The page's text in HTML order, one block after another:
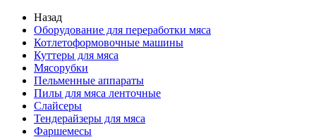
Назад
Оборудование для переработки мяса
Котлетоформовочные машины
Куттеры для мяса
Мясорубки
Пельменные аппараты
Пилы для мяса ленточные
Слайсеры
Тендерайзеры для мяса
Фаршемесы